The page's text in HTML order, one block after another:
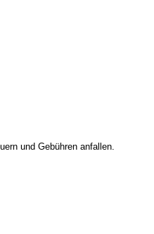
und Gebühren anfallen.